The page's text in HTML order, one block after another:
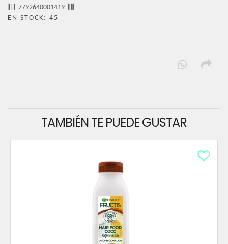
7792640001419
EN STOCK: 45
TAMBIÉN TE PUEDE GUSTAR